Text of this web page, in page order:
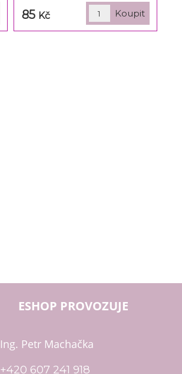
85 Kč
ESHOP PROVOZUJE
Ing. Petr Machačka
+420 607 241 918